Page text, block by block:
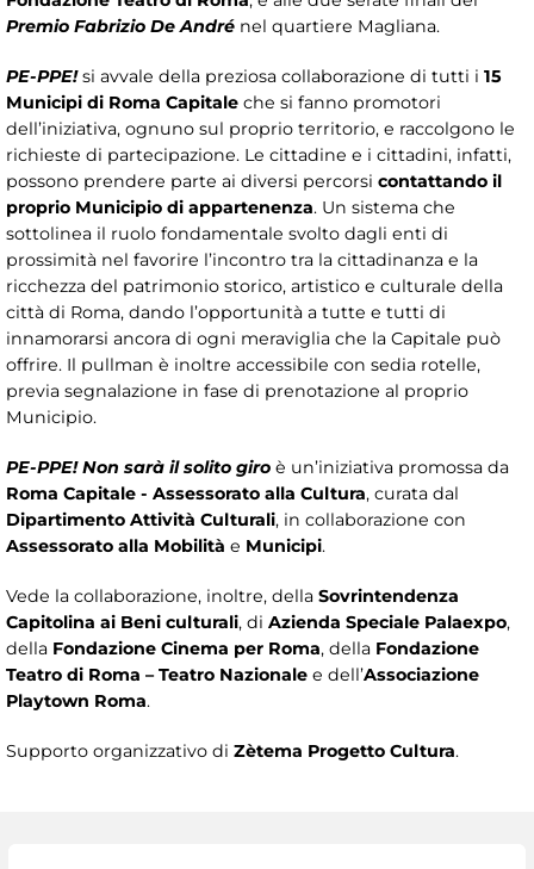
Premio Fabrizio De André nel quartiere Magliana.
PE-PPE!si avvale della preziosa collaborazione di tutti i 15
Municipi di Roma Capitale che si fanno promotori
dell’iniziativa, ognuno sul proprio territorio, e raccolgono le
richieste di partecipazione. Le cittadine e i cittadini, infatti,
possono prendere parte ai diversi percorsi contattando il
proprio Municipio di appartenenza. Un sistema che
sottolinea il ruolo fondamentale svolto dagli enti di
prossimità nel favorire l’incontro tra la cittadinanza e la
ricchezza del patrimonio storico, artistico e culturale della
città di Roma, dando l’opportunità a tutte e tutti di
innamorarsi ancora di ogni meraviglia che la Capitale può
offrire. Il pullman è inoltre accessibile con sedia rotelle,
previa segnalazione in fase di prenotazione al proprio
Municipio.
PE-PPE! Non sarà il solito giro è un’iniziativa promossa da
Roma Capitale - Assessorato alla Cultura, curata dal
Dipartimento Attività Culturali, in collaborazione con
Assessorato alla Mobilità e Municipi.
Vede la collaborazione, inoltre, della Sovrintendenza
Capitolina ai Beni culturali, di Azienda Speciale Palaexpo,
della Fondazione Cinema per Roma, della Fondazione
Teatro di Roma – Teatro Nazionale e dell’Associazione
Playtown Roma.
Supporto organizzativo di Zètema Progetto Cultura.